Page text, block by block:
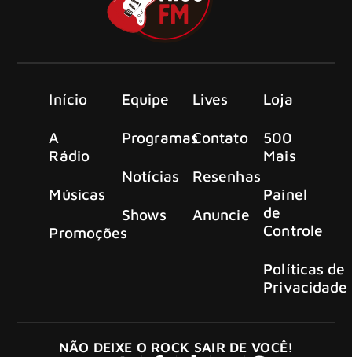
Início
A
Rádio
Músicas
Promoções
Equipe
Programas
Notícias
Shows
Lives
Contato
Resenhas
Anuncie
Loja
500
Mais
Painel
de
Controle
Políticas de
Privacidade
NÃO DEIXE O ROCK SAIR DE VOCÊ!